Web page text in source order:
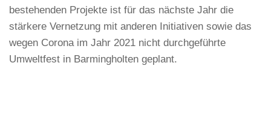
bestehenden Projekte ist für das nächste Jahr die
stärkere Vernetzung mit anderen Initiativen sowie das
wegen Corona im Jahr 2021 nicht durchgeführte
Umweltfest in Barmingholten geplant.